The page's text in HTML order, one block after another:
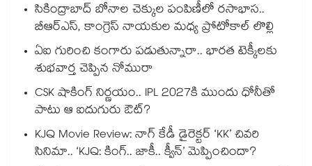
సికింద్రాబాద్ బోనాల చెక్కుల పంపిణీలో రసాభాస..
బీఆర్ఎస్, కాంగ్రెస్ నాయకుల మధ్య ప్రోటోకాల్ లొల్లి
ఏఐ గురించి కంగారు పడుతున్నారా.. భారత టెక్కీలకు
శుభవార్త చెప్పిన నోమురా
CSK షాకింగ్ నిర్ణయం.. IPL 2027కి ముందు ధోనీతో
పాటు ఆ ఐదుగురు ఔట్?
KJQ Movie Review: నాగ్ కేడీ డైరెక్టర్ ‘KK’ చివరి
సినిమా.. ‘KJQ: కింగ్.. జాకీ.. క్వీన్’ మెప్పించిందా?